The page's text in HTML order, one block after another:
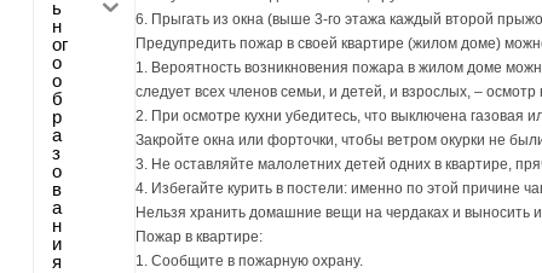
ь
н
ог
о
о
б
р
а
з
о
в
а
н
и
я
6. Прыгать из окна (выше 3-го этажа каждый второй
Предупредить пожар в своей квартире (жилом доме)
1. Вероятность возникновения пожара в жилом доме
следует всех членов семьи, и детей, и взрослых, –
2. При осмотре кухни убедитесь, что выключена газовая
Закройте окна или форточки, чтобы ветром окурки не
3. Не оставляйте малолетних детей одних в квартире,
4. Избегайте курить в постели: именно по этой причине
Нельзя хранить домашние вещи на чердаках и выносить
Пожар в квартире:
1. Сообщите в пожарную охрану.